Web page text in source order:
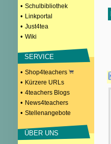
• Schulbibliothek
• Linkportal
• Just4tea
• Wiki
SERVICE
• Shop4teachers
• Kürzere URLs
• 4teachers Blogs
• News4teachers
• Stellenangebote
ÜBER UNS